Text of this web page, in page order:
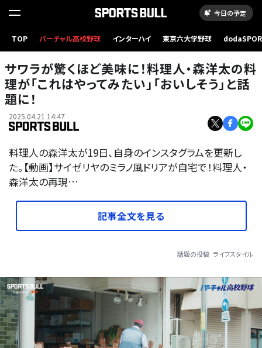
今日の予定
TOP バーチャル高校野球 インターハイ 東京六大学野球
サワラが驚くほど美味に！料理人・森洋太の料
理が「これはやってみたい」「おいしそう」と話
題に！
2025.04.21 14:47
料理人の森洋太が19日、自身のインスタグラムを更新し
た。【動画】サイゼリヤのミラノ風ドリアが自宅で！料理人・
森洋太の再現…
記事全文を見る
話題の投稿 ライフスタイル